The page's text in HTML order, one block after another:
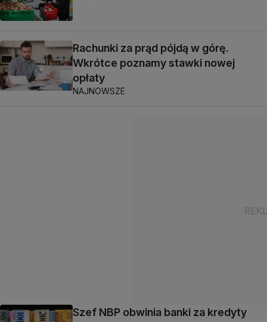
Rachunki za prąd pójdą w górę.
Wkrótce poznamy stawki nowej
opłaty
NAJNOWSZE
Szef NBP obwinia banki za kredyty